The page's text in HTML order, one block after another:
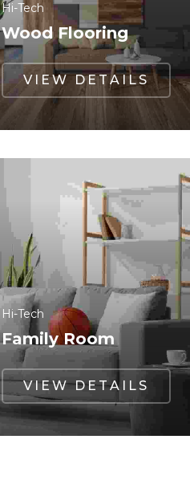
Hi-Tech
Wood Flooring
VIEW DETAILS
Hi-Tech
Family Room
VIEW DETAILS